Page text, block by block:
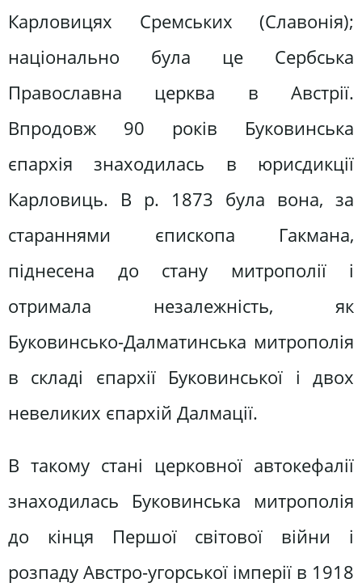
Карловицях Сремських (Славонія);
національно була це Сербська
Православна церква в Австрії.
Впродовж 90 років Буковинська
єпархія знаходилась в юрисдикції
Карловиць. В р. 1873 була вона, за
стараннями єпископа Гакмана,
піднесена до стану митрополії і
отримала незалежність, як
Буковинсько-Далматинська митрополія
в складі єпархії Буковинської і двох
невеликих єпархій Далмації.
В такому стані церковної автокефалії
знаходилась Буковинська митрополія
до кінця Першої світової війни і
розпаду Австро-угорської імперії в 1918